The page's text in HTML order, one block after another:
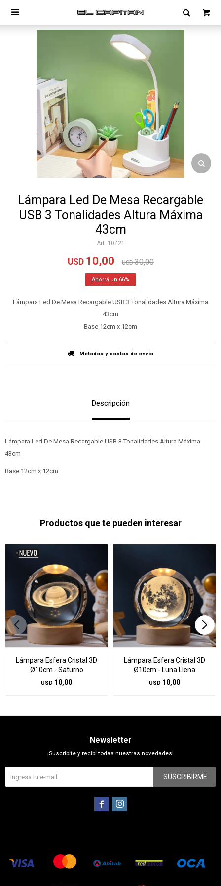

Lámpara Led De Mesa Recargable
USB 3 Tonalidades Altura Máxima
43cm
10421
USD 10,00 USD 30,00
66
Lámpara Led De Mesa Recargable USB 3 Tonalidades Altura Máxima
43cm
Base 12cm x 12cm
Métodos y costos de envío
Descripción
Lámpara Led De Mesa Recargable USB 3 Tonalidades Altura Máxima
43cm
Base 12cm x 12cm
Productos que te pueden interesar
Lámpara Esfera Cristal 3D
Ø10cm - Saturno
USD 10,00
Lámpara Esfera Cristal 3D
Ø10cm - Luna Llena
USD 10,00
Newsletter
¡Suscribite y recibí todas nuestras novedades!
SUSCRIBIRME
 